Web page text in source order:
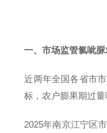
一、市场监管氯呲
近两年全国各省市
标，农户膨果期过
2025年南京江宁区